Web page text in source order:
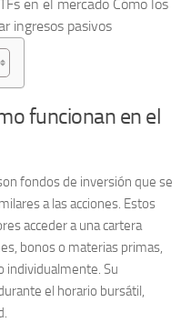
funcionan en el
fondos de inversión que se
a las acciones. Estos
acceder a una cartera
bonos o materias primas,
individualmente. Su
el horario bursátil,